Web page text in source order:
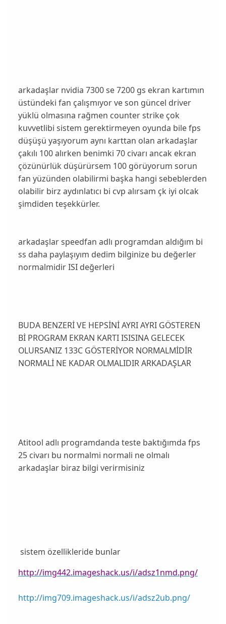
arkadaşlar nvidia 7300 se 7200 gs ekran kartımın
üstündeki fan çalışmıyor ve son güncel driver
yüklü olmasına rağmen counter strike çok
kuvvetlibi sistem gerektirmeyen oyunda bile fps
düşüşü yaşıyorum aynı karttan olan arkadaşlar
çakılı 100 alırken benimki 70 civarı ancak ekran
çözünürlük düşürürsem 100 görüyorum sorun
fan yüzünden olabilirmi başka hangi sebeblerden
olabilir birz aydınlatıcı bi cvp alırsam çk iyi olcak
şimdiden teşekkürler.
arkadaşlar speedfan adlı programdan aldığım bi
ss daha paylaşıyım dedim bilginize bu değerler
normalmidir ISI değerleri
BUDA BENZERİ VE HEPSİNİ AYRI AYRI GÖSTEREN
Bİ PROGRAM EKRAN KARTI ISISINA GELECEK
OLURSANIZ 133C GÖSTERİYOR NORMALMİDİR
NORMALİ NE KADAR OLMALIDIR ARKADAŞLAR
Atitool adlı programdanda teste baktığımda fps
25 civarı bu normalmi normali ne olmalı
arkadaşlar biraz bilgi verirmisiniz
sistem özellikleride bunlar
http://img442.imageshack.us/i/adsz1nmd.png/
http://img709.imageshack.us/i/adsz2ub.png/